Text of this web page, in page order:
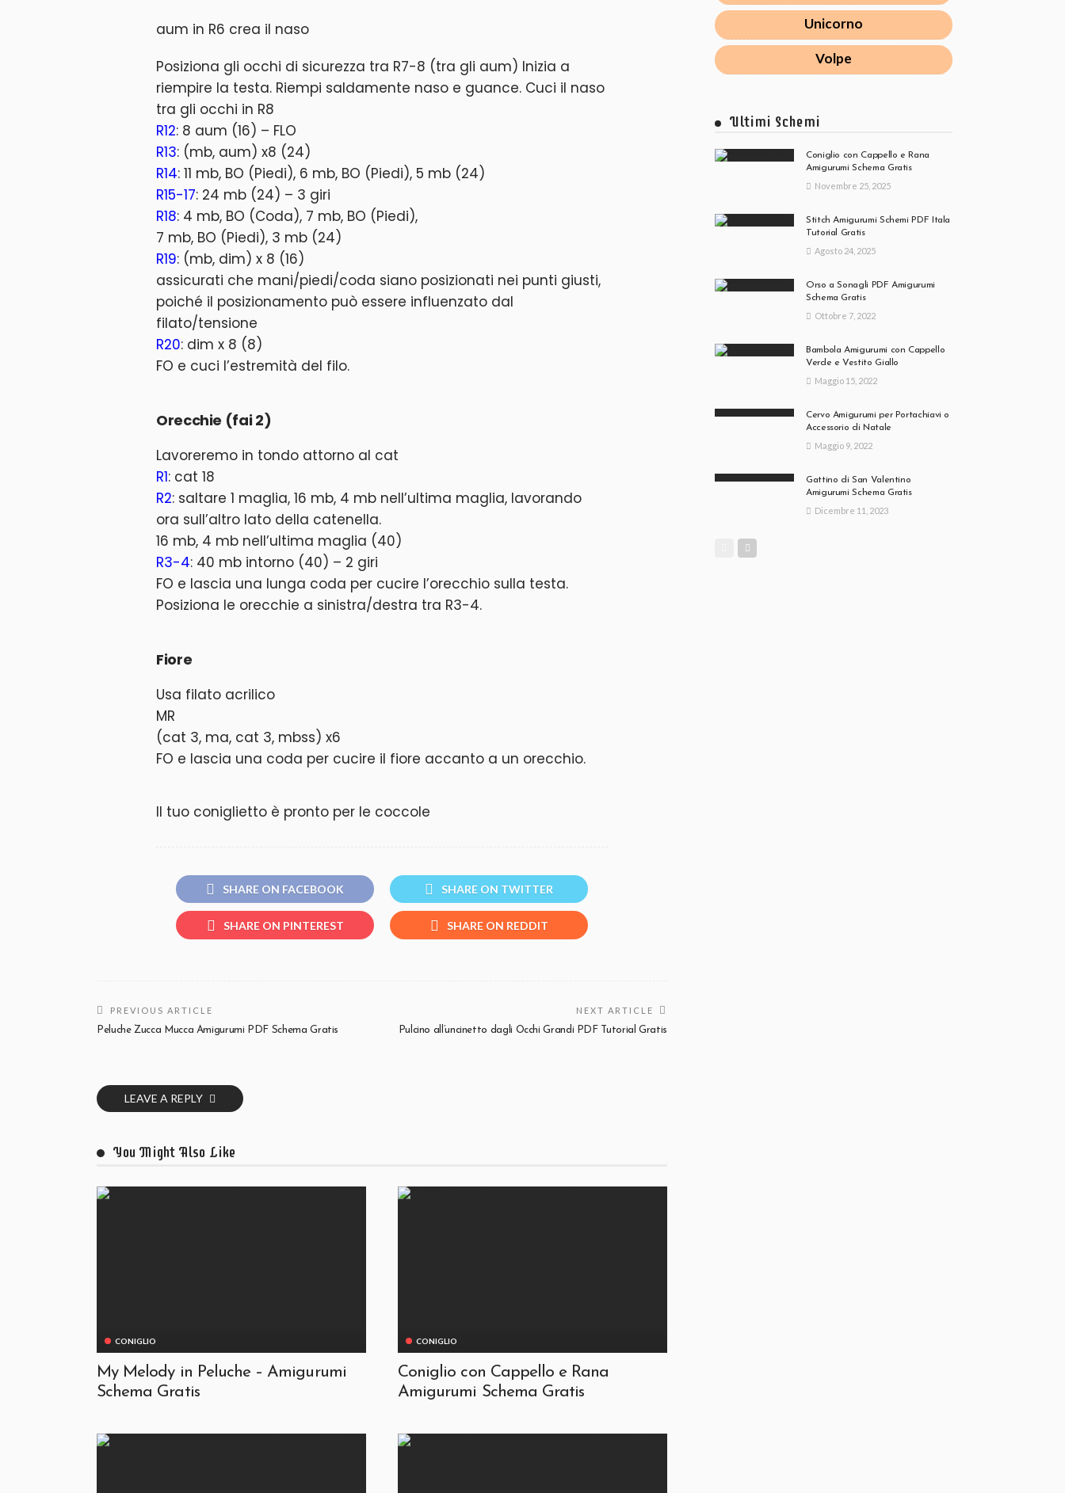
aum in R6 crea il naso
Posiziona gli occhi di sicurezza tra R7-8 (tra gli aum) Inizia a
riempire la testa. Riempi saldamente naso e guance. Cuci il naso
tra gli occhi in R8
R12: 8 aum (16) – FLO
R13: (mb, aum) x8 (24)
R14: 11 mb, BO (Piedi), 6 mb, BO (Piedi), 5 mb (24)
R15-17: 24 mb (24) – 3 giri
R18: 4 mb, BO (Coda), 7 mb, BO (Piedi),
7 mb, BO (Piedi), 3 mb (24)
R19: (mb, dim) x 8 (16)
assicurati che mani/piedi/coda siano posizionati nei punti giusti,
poiché il posizionamento può essere influenzato dal
filato/tensione
R20: dim x 8 (8)
FO e cuci l’estremità del filo.
Orecchie (fai 2)
Lavoreremo in tondo attorno al cat
R1: cat 18
R2: saltare 1 maglia, 16 mb, 4 mb nell’ultima maglia, lavorando
ora sull’altro lato della catenella.
16 mb, 4 mb nell’ultima maglia (40)
R3-4: 40 mb intorno (40) – 2 giri
FO e lascia una lunga coda per cucire l’orecchio sulla testa.
Posiziona le orecchie a sinistra/destra tra R3-4.
Fiore
Usa filato acrilico
MR
(cat 3, ma, cat 3, mbss) x6
FO e lascia una coda per cucire il fiore accanto a un orecchio.
Il tuo coniglietto è pronto per le coccole
SHARE ON FACEBOOK SHARE ON TWITTER
SHARE ON PINTEREST SHARE ON REDDIT
PREVIOUS ARTICLE
Peluche Zucca Mucca Amigurumi PDF Schema Gratis
NEXT ARTICLE
Pulcino all’uncinetto dagli Occhi Grandi PDF Tutorial Gratis
LEAVE A REPLY
You Might Also Like
CONIGLIO
My Melody in Peluche – Amigurumi
Schema Gratis
CONIGLIO
Coniglio con Cappello e Rana
Amigurumi Schema Gratis
Unicorno
Volpe
Ultimi Schemi
Coniglio con Cappello e Rana
Amigurumi Schema Gratis
Novembre 25, 2025
Stitch Amigurumi Schemi PDF Itala
Tutorial Gratis
Agosto 24, 2025
Orso a Sonagli PDF Amigurumi
Schema Gratis
Ottobre 7, 2022
Bambola Amigurumi con Cappello
Verde e Vestito Giallo
Maggio 15, 2022
Cervo Amigurumi per Portachiavi o
Accessorio di Natale
Maggio 9, 2022
Gattino di San Valentino
Amigurumi Schema Gratis
Dicembre 11, 2023